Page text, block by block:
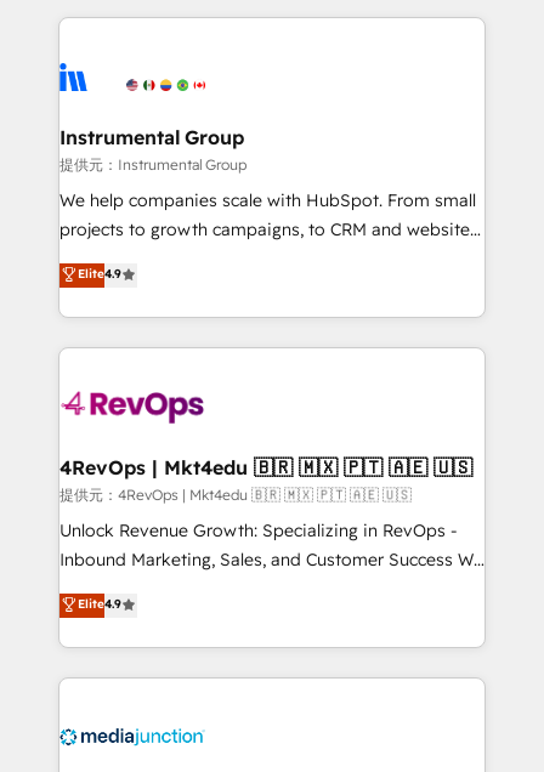
agency for an Ops problem. Don't hire a technical
agency for a growth problem. Hire a partner built to
eminent solutions & integrations. Trust us to
Elite Partners with 10+ years of HubSpot experience
Premier Partner 2023 🌟5 HubSpot Accreditations 🌟
Won HubSpot Theme Challenge 2021 🌟INBOUND’19
HubSpot Rising Star Why us? Harnessing the full
potential of the powerful HubSpot CRM. ✔️A team of
HubSpot experience ✔️Flexible pricing models —
Hourly-fee (assigned one Dedicated HubSpot
requirement). ✔️Helped over 25,000+ customers so
far with our HubSpot solutions. ✔️Bespoke apps &
on-demand bundle services. Connect with us today!
Instrumental Group
提供元：Instrumental Group
We help companies scale with HubSpot. From small
projects to growth campaigns, to CRM and websites.
Hire an agency that's experienced in every inch of
HubSpot and willing to work hand-in-hand with your
team to simplify the complex and build a better
experience for your team and customers.
Elite4.9
4RevOps | Mkt4edu 🇧🇷 🇲🇽 🇵🇹 🇦🇪 🇺🇸
提供元：4RevOps | Mkt4edu 🇧🇷 🇲🇽 🇵🇹 🇦🇪 🇺🇸
Unlock Revenue Growth: Specializing in RevOps -
Inbound Marketing, Sales, and Customer Success We
specialize in driving revenue growth for companies
across industries through tailored marketing, sales,
and customer success strategies, utilizing RevOps
methodologies. As Latin America's largest HubSpot
offer unparalleled insights. Operating in five
Elite4.9